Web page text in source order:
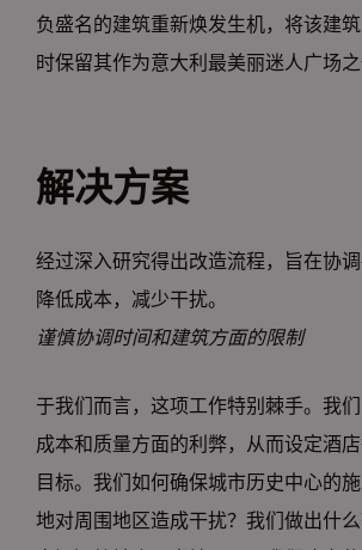
负盛名的建筑重新焕发生机，将该建
时保留其作为意大利最美丽迷人广场之
解决方案
经过深入研究得出改造流程，旨在协调
降低成本，减少干扰。
谨慎协调时间和建筑方面的限制
于我们而言，这项工作特别棘手。我们
成本和质量方面的利弊，从而设定酒
目标。我们如何确保城市历史中心的
地对周围地区造成干扰？我们做出什